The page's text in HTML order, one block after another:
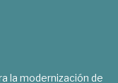
la modernización de